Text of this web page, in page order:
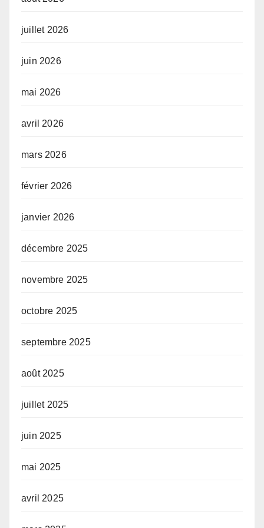
juillet 2026
juin 2026
mai 2026
avril 2026
mars 2026
février 2026
janvier 2026
décembre 2025
novembre 2025
octobre 2025
septembre 2025
août 2025
juillet 2025
juin 2025
mai 2025
avril 2025